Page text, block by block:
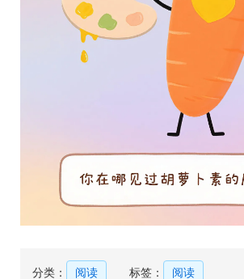
分类： 阅读 标签： 阅读